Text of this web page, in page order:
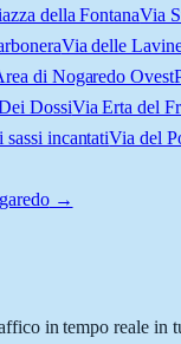
della FontanaVia
Via delle
di Nogaredo Ovest
DossiVia Erta del
sassi incantatiVia del
→
in tempo reale in